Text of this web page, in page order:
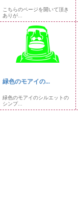
こちらのページを開いて頂き
ありが...
緑色のモアイの...
緑色のモアイのシルエットの
シンプ...